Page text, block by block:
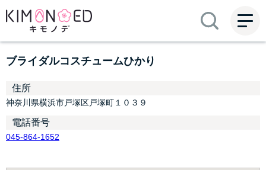
ME
NU
ブライダルコスチュームひかり
住所
神奈川県横浜市戸塚区戸塚町１０３９
電話番号
045-864-1652